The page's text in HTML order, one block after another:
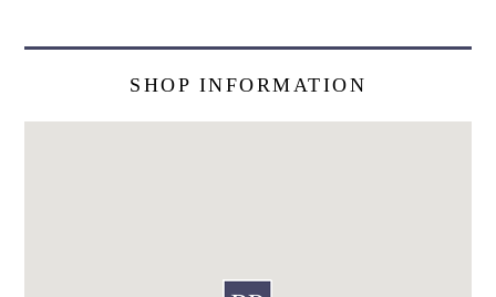
SHOP INFORMATION